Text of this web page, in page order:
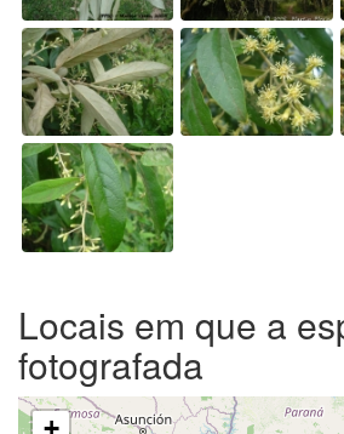
Locais em que a
fotografada